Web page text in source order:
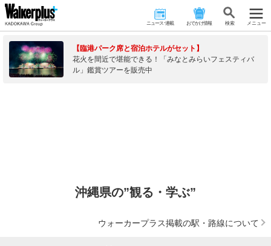
ニュース･連載 おでかけ情報 検 索 メニュー
【臨港パーク席と宿泊ホテルがセット】
花火を間近で堪能できる！「みなとみらいフェスティバ
ル」鑑賞ツアーを販売中
沖縄県の”観る・学ぶ”
ウォーカープラス掲載の駅・路線について